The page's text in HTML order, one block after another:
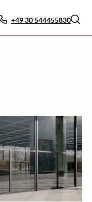
+49 30 544455830